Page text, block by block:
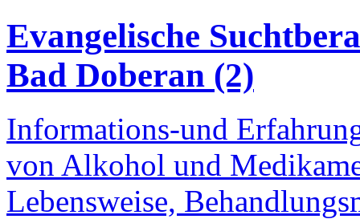
Evangelische
Bad Doberan (2)
Informations-und
von Alkohol und
Lebensweise,